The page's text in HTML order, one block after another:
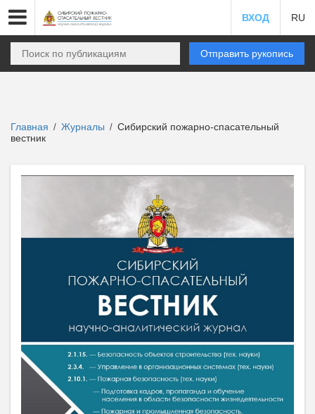
ВХОД RU
Отправить рукопись
Главная / Журналы / Сибирский пожарно-спасательный
вестник